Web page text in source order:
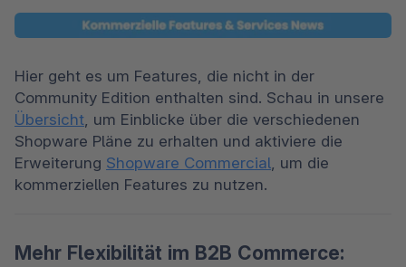
Hier geht es um Features, die nicht in der
Übersicht , um Einblicke über die verschiedenen
Shopware Pläne zu erhalten und aktiviere die
Erweiterung Shopware Commercial , um die
kommerziellen Features zu nutzen.
Mehr Flexibilität im B2B Commerce: